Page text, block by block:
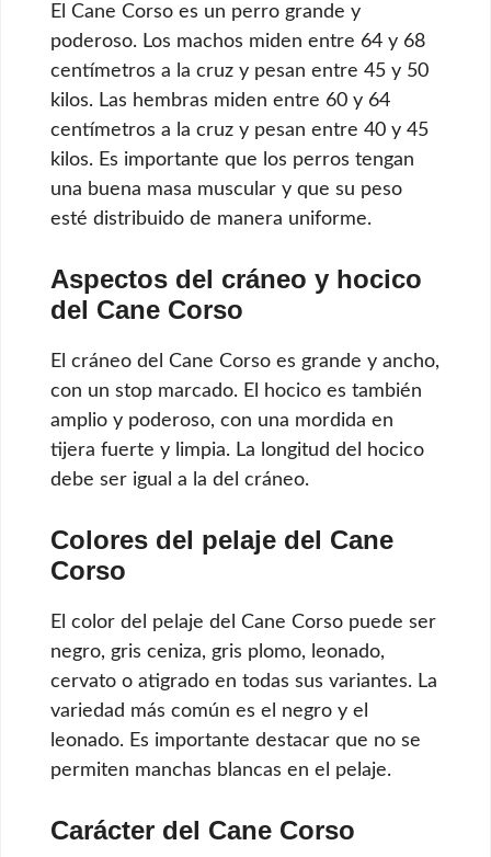
El Cane Corso es un perro grande y
poderoso. Los machos miden entre 64 y 68
centímetros a la cruz y pesan entre 45 y 50
kilos. Las hembras miden entre 60 y 64
centímetros a la cruz y pesan entre 40 y 45
kilos. Es importante que los perros tengan
una buena masa muscular y que su peso
esté distribuido de manera uniforme.
Aspectos del cráneo y hocico
del Cane Corso
El cráneo del Cane Corso es grande y ancho,
con un stop marcado. El hocico es también
amplio y poderoso, con una mordida en
tijera fuerte y limpia. La longitud del hocico
debe ser igual a la del cráneo.
Colores del pelaje del Cane
Corso
El color del pelaje del Cane Corso puede ser
negro, gris ceniza, gris plomo, leonado,
cervato o atigrado en todas sus variantes. La
variedad más común es el negro y el
leonado. Es importante destacar que no se
permiten manchas blancas en el pelaje.
Carácter del Cane Corso